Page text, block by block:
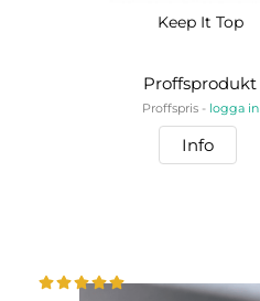
Keep It Top
Proffsprodukt
Proffspris - logga in
Info